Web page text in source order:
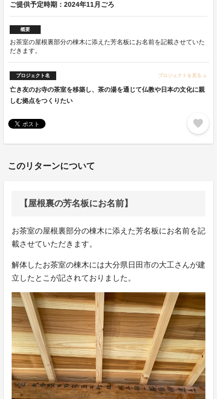
ご提供予定時期：2024年11月ごろ
概要
お茶室の屋根裏部分の棟木に添えた芳名板にお名前を記載させていた
だきます。
プロジェクト名 プロジェクトを見る arrow_forward
亡き友のお寺の茶室を移築し、茶の湯を通じて仏教や日本の文化に親
しむ拠点をつくりたい
favorite
このリターンについて
【屋根裏の芳名板にお名前】
お茶室の屋根裏部分の棟木に添えた芳名板にお名前を記
載させていただきます。
解体したお茶室の棟木には大分県日田市の大工さんが建
立したとこが記されておりました。